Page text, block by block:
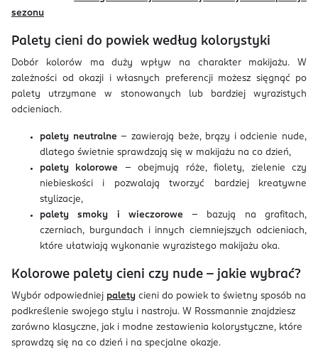
sezonu
Palety cieni do powiek według kolorystyki
Dobór kolorów ma duży wpływ na charakter makijażu. W
zależności od okazji i własnych preferencji możesz sięgnąć po
palety utrzymane w stonowanych lub bardziej wyrazistych
odcieniach.
palety neutralne – zawierają beże, brązy i odcienie nude,
dlatego świetnie sprawdzają się w makijażu na co dzień,
palety kolorowe
– obejmują róże, fiolety, zielenie czy
niebieskości i pozwalają tworzyć bardziej kreatywne
stylizacje,
palety smoky i wieczorowe – bazują na grafitach,
czerniach, burgundach i innych ciemniejszych odcieniach,
które ułatwiają wykonanie wyrazistego makijażu oka.
Kolorowe palety cieni czy nude - jakie wybrać?
Wybór odpowiedniej palety cieni do powiek to świetny sposób na
podkreślenie swojego stylu i nastroju. W Rossmannie znajdziesz
zarówno klasyczne, jak i modne zestawienia kolorystyczne, które
sprawdzą się na co dzień i na specjalne okazje.